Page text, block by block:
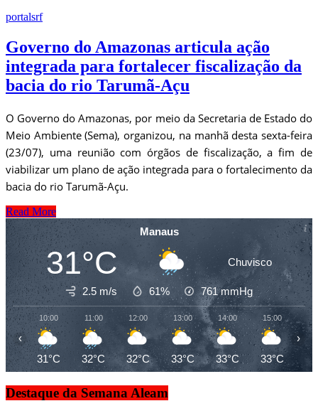
portalsrf
Governo do Amazonas articula ação
integrada para fortalecer fiscalização da
bacia do rio Tarumã-Açu
O Governo do Amazonas, por meio da Secretaria de Estado do
Meio Ambiente (Sema), organizou, na manhã desta sexta-feira
(23/07), uma reunião com órgãos de fiscalização, a fim de
viabilizar um plano de ação integrada para o fortalecimento da
bacia do rio Tarumã-Açu.
Read More
Manaus
31°C Chuvisco
2.5 m/s 61% 761mmHg
10:00
31°C
11:00
32°C
12:00
32°C
13:00
33°C
14:00
33°C
15:00
33°C
‹ ›
Destaque da Semana Aleam